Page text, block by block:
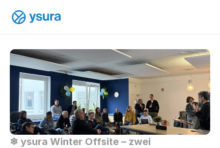
❄ ysura Winter Offsite – zwei